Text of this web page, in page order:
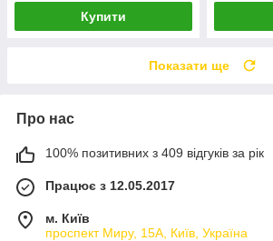
Купити
Показати ще
Про нас
100% позитивних з 409 відгуків за рік
Працює з 12.05.2017
м. Київ
проспект Миру, 15А, Київ, Україна